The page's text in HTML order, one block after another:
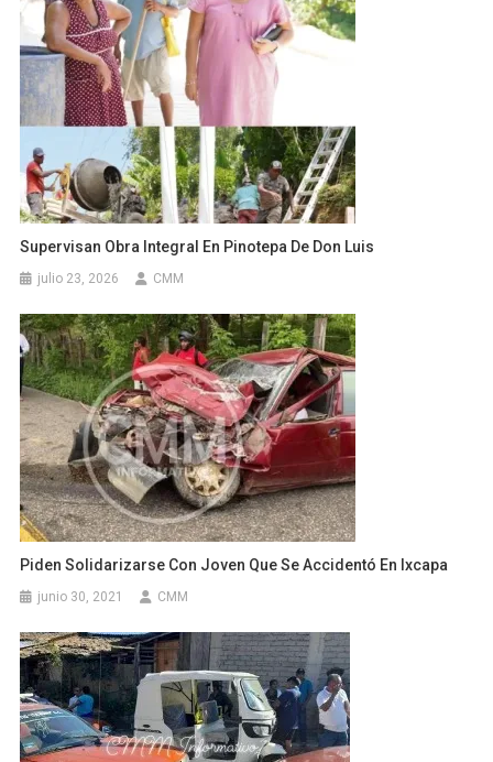
Supervisan Obra Integral En Pinotepa De Don Luis
julio 23, 2026 CMM
Piden Solidarizarse Con Joven Que Se Accidentó En Ixcapa
junio 30, 2021 CMM